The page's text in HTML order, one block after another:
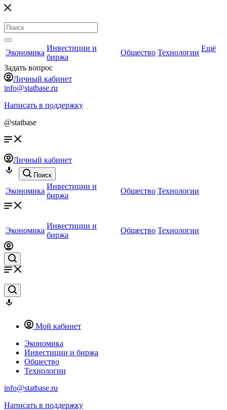
Экономика
Инвестиции и
биржа
Общество Технологии Ещё
Задать вопрос
Личный кабинет
info@statbase.ru
Написать в поддержку
@statbase
Личный кабинет
Поиск
Экономика
Инвестиции и
биржа
Общество Технологии
Экономика
Инвестиции и
биржа
Общество Технологии
Мой кабинет
Экономика
Инвестиции и биржа
Общество
Технологии
info@statbase.ru
Написать в поддержку